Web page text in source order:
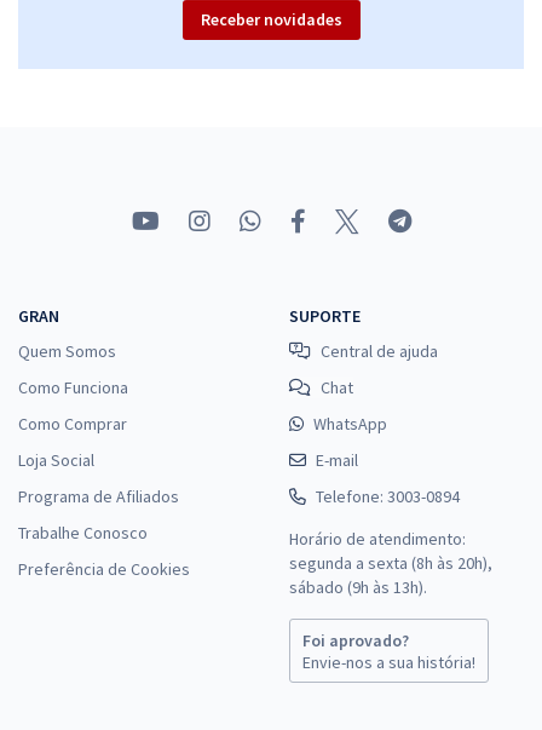
Receber novidades
GRAN
Quem Somos
Como Funciona
Como Comprar
Loja Social
Programa de Afiliados
Trabalhe Conosco
Preferência de Cookies
SUPORTE
Central de ajuda
Chat
WhatsApp
E-mail
Telefone: 3003-0894
Horário de atendimento:
segunda a sexta (8h às 20h),
sábado (9h às 13h).
Foi aprovado?
Envie-nos a sua história!